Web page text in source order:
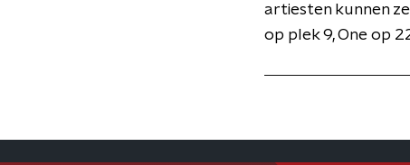
artiesten kunnen
op plek 9, One op